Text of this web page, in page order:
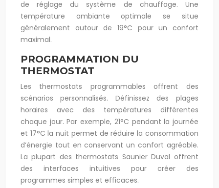
de réglage du système de chauffage. Une
température ambiante optimale se situe
généralement autour de 19°C pour un confort
maximal.
PROGRAMMATION DU
THERMOSTAT
Les thermostats programmables offrent des
scénarios personnalisés. Définissez des plages
horaires avec des températures différentes
chaque jour. Par exemple, 21°C pendant la journée
et 17°C la nuit permet de réduire la consommation
d’énergie tout en conservant un confort agréable.
La plupart des thermostats Saunier Duval offrent
des interfaces intuitives pour créer des
programmes simples et efficaces.